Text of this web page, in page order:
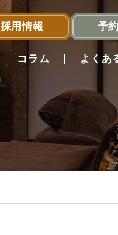
採用情報 予約
店舗一覧へ
コラム よくあ